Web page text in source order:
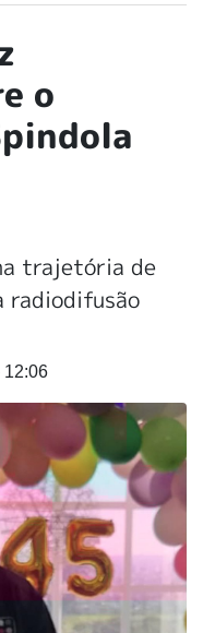
o
trajetória de
radiodifusão
12:06